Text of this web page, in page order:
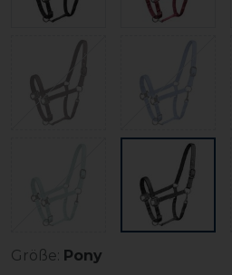
Größe: Pony